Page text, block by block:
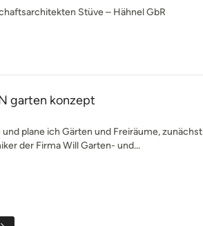
Stüve – Hähnel GbR
garten konzept
plane ich Gärten und Freiräume, zunächst
der Firma Will Garten- und...